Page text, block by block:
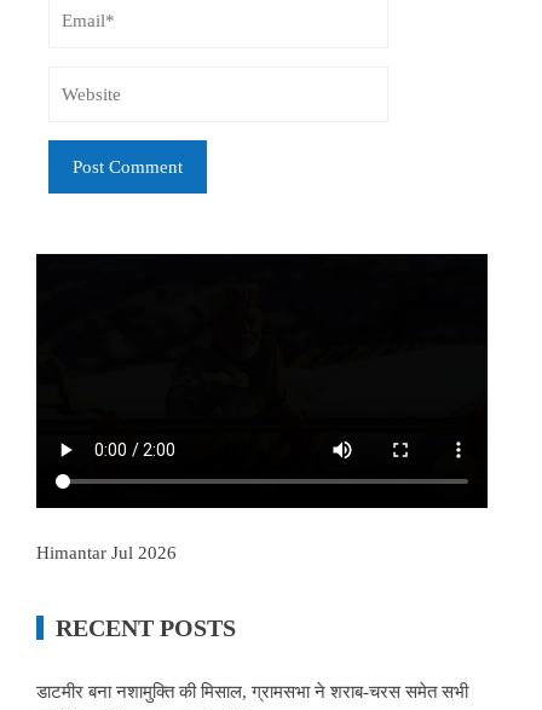
Himantar Jul 2026
RECENT POSTS
डाटमीर बना नशामुक्ति की मिसाल, ग्रामसभा ने शराब-चरस समेत सभी